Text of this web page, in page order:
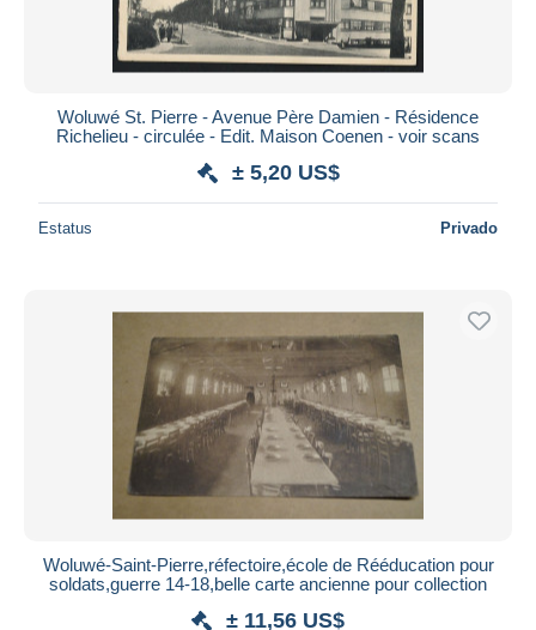
Woluwé St. Pierre - Avenue Père Damien - Résidence
Richelieu - circulée - Edit. Maison Coenen - voir scans
± 5,20 US$
Estatus Privado
Woluwé-Saint-Pierre,réfectoire,école de Rééducation pour
soldats,guerre 14-18,belle carte ancienne pour collection
± 11,56 US$